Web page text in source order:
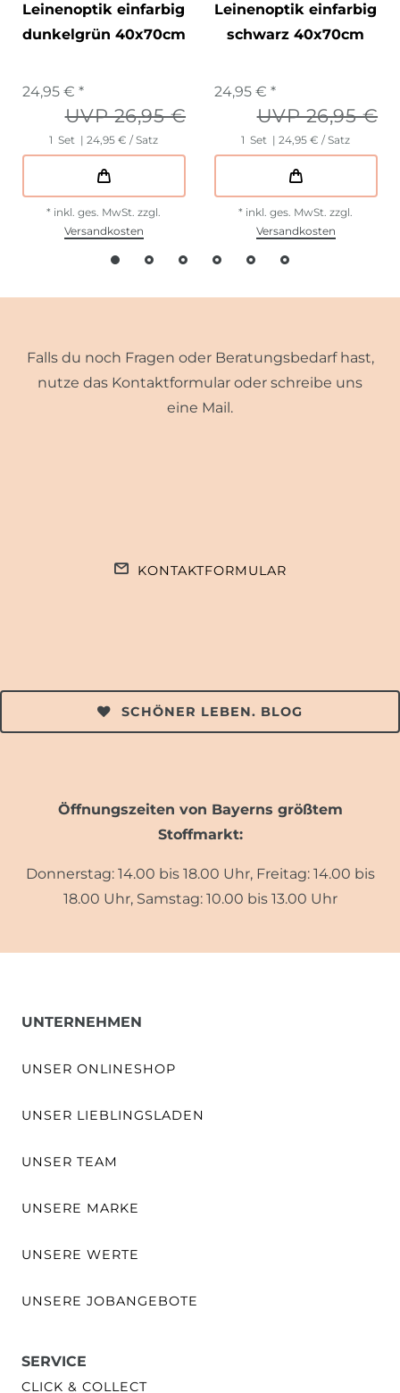
Leinenoptik einfarbig
dunkelgrün 40x70cm
UVP 26,95 €
24,95 € *
1 Set | 24,95 € / Satz
* inkl. ges. MwSt. zzgl.
Versandkosten
Leinenoptik einfarbig
schwarz 40x70cm
UVP 26,95 €
24,95 € *
1 Set | 24,95 € / Satz
* inkl. ges. MwSt. zzgl.
Versandkosten
Falls du noch Fragen oder Beratungsbedarf hast,
nutze das Kontaktformular oder schreibe uns
eine Mail.
KONTAKTFORMULAR
SCHÖNER LEBEN. BLOG
Öffnungszeiten von Bayerns größtem
Stoffmarkt:
Donnerstag: 14.00 bis 18.00 Uhr, Freitag: 14.00 bis
18.00 Uhr, Samstag: 10.00 bis 13.00 Uhr
UNTERNEHMEN
UNSER ONLINESHOP
UNSER LIEBLINGSLADEN
UNSER TEAM
UNSERE MARKE
UNSERE WERTE
UNSERE JOBANGEBOTE
SERVICE
CLICK & COLLECT